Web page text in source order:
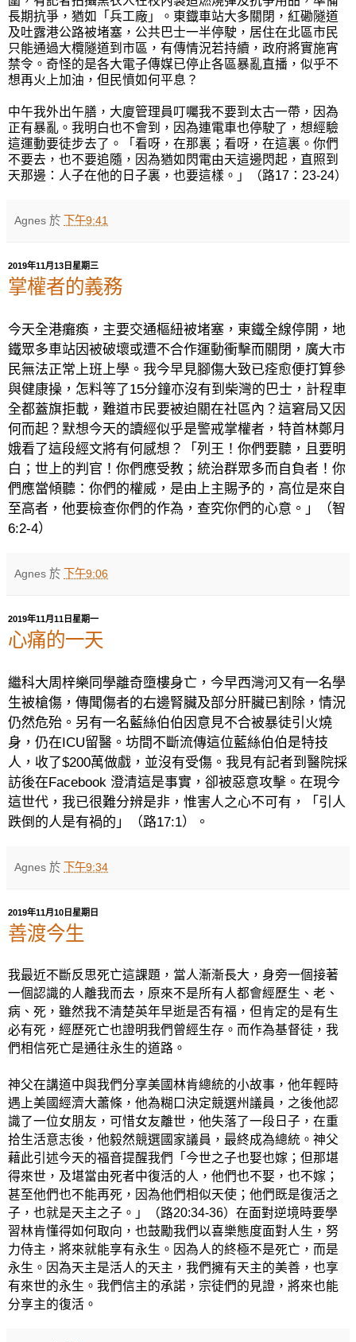
長期抗爭，猶如「兵工廠」。東鐡車站大多關閉，紅磡隧道
及吐露港公路被堵塞，公共巴士一半停駛，居住在北區市民
只能通過大欖隧道到市區，有傳情況若持續，政府將實施宵
禁令。奇怪的是各大電子傳媒已停止各區暴亂直播，似乎不
想再火上加油，但民憤如何平息？
中午我外出午膳，大廈管理員叮囑我不要到太古一帶，因為
正有暴亂。我明白也不會到，因為連電車也停駛了，想經驗
這運動要徒步去了。「看呀，在那裏；看呀，在這裏。你們
不要去，也不要追隨，因為猶如閃電由天這邊閃起，直照到
天那邊：人子在他的日子裏，也要這樣。」（路17 ： 23-24）
Agnes 於 下午9:41
2019年11月13日星期三
掌權者的義務
今天全港癱瘓，主要交通樞紐被堵塞，東鐵全線停開，地
鐵眾多車站因被破壞或遭不合作運動衝擊而關閉，廣大市
民無法正常上班上學。我今早見腳傷大致已痊愈便打算參
與健康操，怎料等了 15分鐘亦沒有到柴灣的巴士，計程車
全都蓋旗拒載，難道市民要被迫關在社區內？這窘局又因
何而起？默想今天的讀經似乎是警戒掌權者，特首林鄭月
娥看了這段經文將有何感想？「列王！你們要聽，且要明
白；世上的判官！你們應受教；統治群眾多而自負者！你
們應當傾聽：你們的權威，是由上主賜予的，高位是來自
至高者，他要檢查你們的作為，查究你們的心意。」（智
6:2-4）
Agnes 於 下午9:06
2019年11月11日星期一
心痛的一天
繼科大周梓樂同學離奇墮樓身亡，今早西灣河又有一名學
生被槍傷，傳聞傷者的右邊腎臟及部分肝臟已割除，情況
仍然危殆。 另有一名藍絲伯伯因意見不合被暴徒引火燒
身，仍在ICU留醫。坊間不斷流傳這位藍絲伯伯是特技
人，收了$200萬做戲，並沒有受傷。我見有記者到醫院採
訪後在Facebook 澄清這是事實，卻被惡意攻擊。在現今
這世代，我已很難分辨是非，惟害人之心不可有，「引人
跌倒的人是有禍的」（路17:1）。
Agnes 於 下午9:34
2019年11月10日星期日
善渡今生
我最近不斷反思死亡這課題，當人漸漸長大，身旁一個接著
一個認識的人離我而去，原來不是所有人都會經歷生、老、
病、死，雖然我不清楚英年早逝是否有福，但肯定的是有生
必有死，經歷死亡也證明我們曾經生存。而作為基督徒，我
們相信死亡是通往永生的道路。
神父在講道中與我們分享美國林肯總統的小故事，他年輕時
遇上美國經濟大蕭條，他為糊口決定競選州議員，之後他認
識了一位女朋友，可惜女友離世，他失落了一段日子，在重
拾生活意志後，他毅然競選國家議員，最終成為總統。神父
藉此引述今天的福音提醒我們「今世之子也娶也嫁；但那堪
得來世，及堪當由死者中復活的人，他們也不娶，也不嫁；
甚至他們也不能再死，因為他們相似天使；他們既是復活之
子，也就是天主之子。」（路20:34-36）在面對逆境時要學
習林肯懂得如何取向，也鼓勵我們以喜樂態度面對人生，努
力侍主，將來就能享有永生。因為人的終極不是死亡，而是
永生。因為天主是活人的天主，我們擁有天主的美善，也享
有來世的永生。我們信主的承諾，宗徒們的見證，將來也能
分享主的復活。